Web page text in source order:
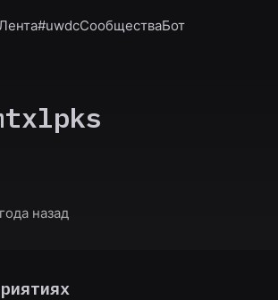
#uwdcСообществаБот
назад